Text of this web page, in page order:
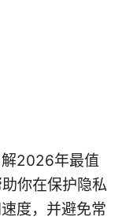
2026年最值
你在保护隐私
度，并避免常